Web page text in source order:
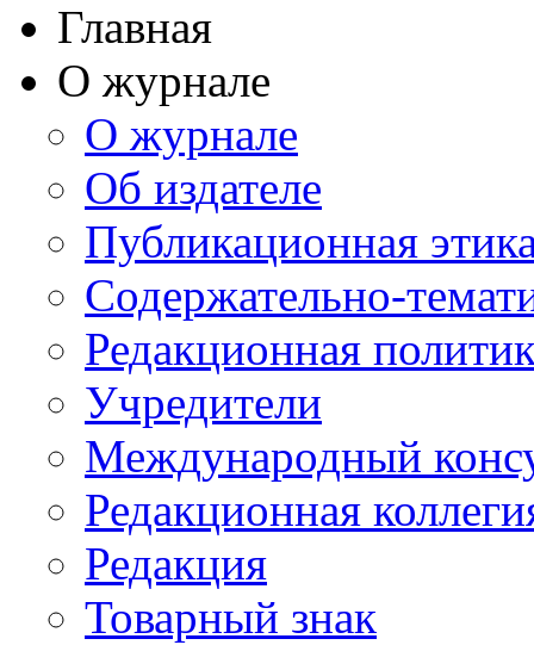
Главная
О журнале
О журнале
Об издателе
Публикационная
Содержательно-
Редакционная
Учредители
Международный
Редакционная
Редакция
Товарный знак